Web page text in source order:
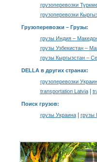
грузоперевозки
грузоперевозки
Грузоперевозки – Грузы:
грузы Индия –
грузы Узбекистан –
грузы Кыргызстан –
DELLA в других странах:
грузоперевозки
transportation Latvia|
Поиск грузов:
грузы Украина| грузы